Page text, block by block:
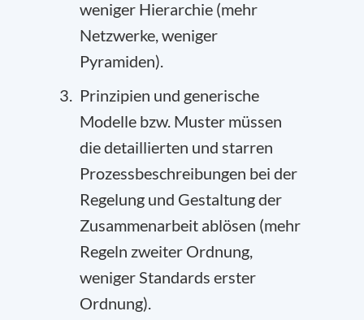
weniger Hierarchie (mehr
Netzwerke, weniger
Pyramiden).
Prinzipien und generische
Modelle bzw. Muster müssen
die detaillierten und starren
Prozessbeschreibungen bei der
Regelung und Gestaltung der
Zusammenarbeit ablösen (mehr
Regeln zweiter Ordnung,
weniger Standards erster
Ordnung).